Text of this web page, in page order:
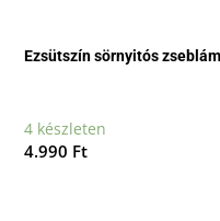
Ezsütszín sörnyitós
4 készleten
4.990 Ft